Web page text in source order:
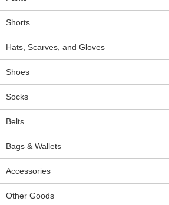
Shorts
Hats, Scarves, and Gloves
Shoes
Socks
Belts
Bags & Wallets
Accessories
Other Goods